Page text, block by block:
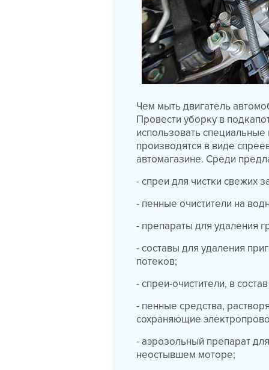
Чем мыть двигатель
Провести уборку в
использовать
производятся в виде
автомагазине. Среди
- спреи для чистки свежих
- пенные очистители на
- препараты для удаления
- составы для удаления
потеков;
- спреи-очистители, в
- пенные средства,
сохраняющие
- аэрозольный препарат
неостывшем моторе;